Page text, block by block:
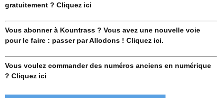
gratuitement ? Cliquez ici
Vous abonner à Kountrass ? Vous avez une nouvelle voie
pour le faire : passer par Allodons ! Cliquez ici.
Vous voulez commander des numéros anciens en numérique
? Cliquez ici